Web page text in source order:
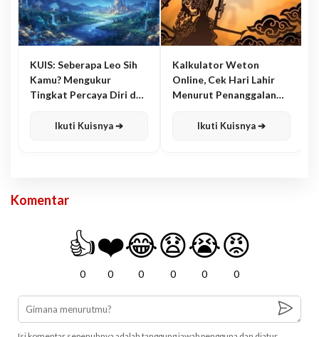
KUIS: Seberapa Leo Sih
Kamu? Mengukur
Tingkat Percaya Diri dan
Ikuti Kuisnya ➔
Kalkulator Weton
Online, Cek Hari Lahir
Menurut Penanggalan
Ikuti Kuisnya ➔
Komentar
👍
0
❤️
0
😂
0
😧
0
😭
0
😡
0